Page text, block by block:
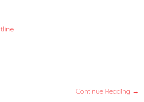
Continue Reading →